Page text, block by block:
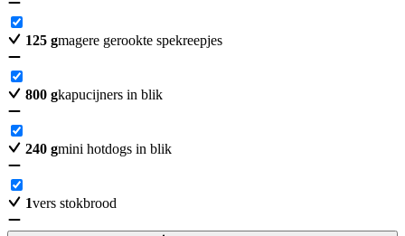
125 gmagere gerookte spekreepjes
800 gkapucijners in blik
240 gmini hotdogs in blik
1vers stokbrood